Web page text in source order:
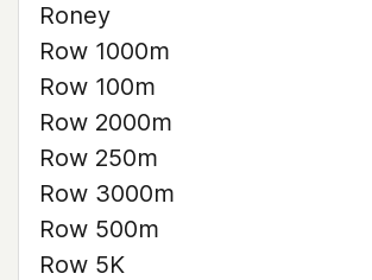
Roney
Row 1000m
Row 100m
Row 2000m
Row 250m
Row 3000m
Row 500m
Row 5K